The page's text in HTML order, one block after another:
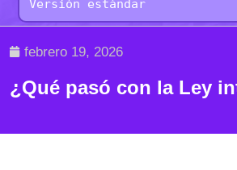
febrero 19, 2026
¿Qué pasó con la Ley